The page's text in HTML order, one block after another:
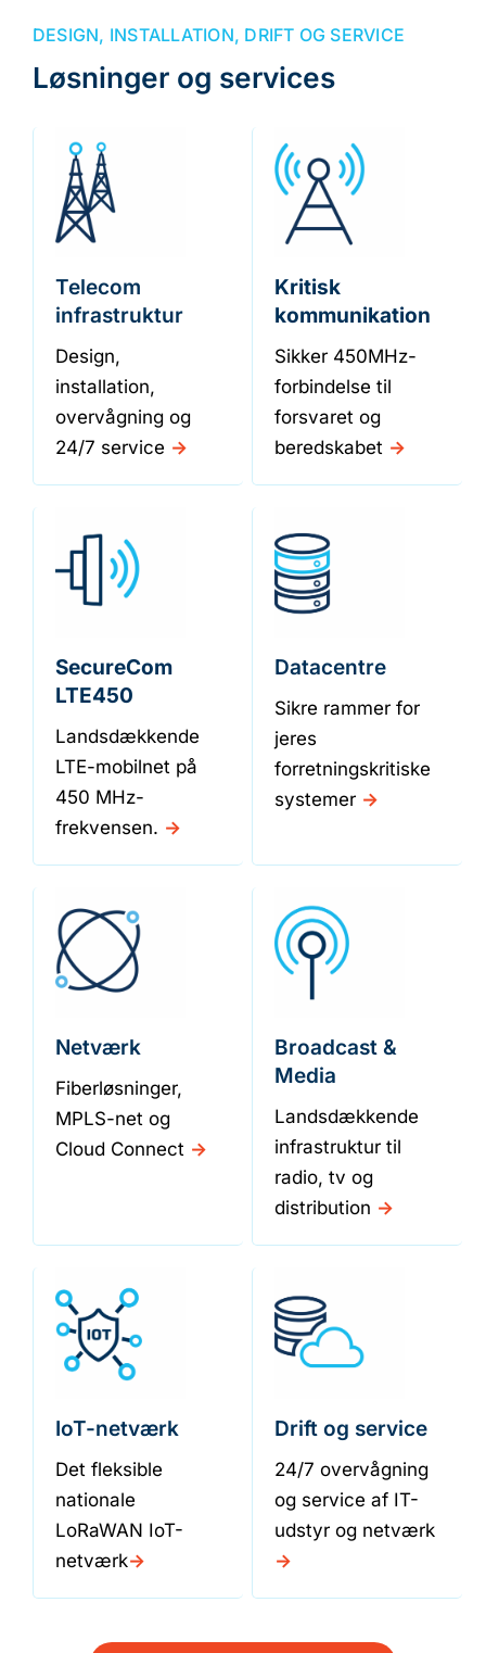
DESIGN, INSTALLATION, DRIFT OG SERVICE
Løsninger og services
Telecom
infrastruktur
Design,
installation,
overvågning og
24/7 service ->
Kritisk
kommunikation
Sikker 450MHz-
forbindelse til
forsvaret og
beredskabet ->
SecureCom
LTE450
Landsdækkende
LTE-mobilnet på
450 MHz-
frekvensen. ->
Datacentre
Sikre rammer for
jeres
forretningskritiske
systemer ->
Netværk
Fiberløsninger,
MPLS-net og
Cloud Connect ->
Broadcast &
Media
Landsdækkende
infrastruktur til
radio, tv og
distribution ->
IoT-netværk
Det fleksible
nationale
LoRaWAN IoT-
netværk->
Drift og service
24/7 overvågning
og service af IT-
udstyr og netværk
->